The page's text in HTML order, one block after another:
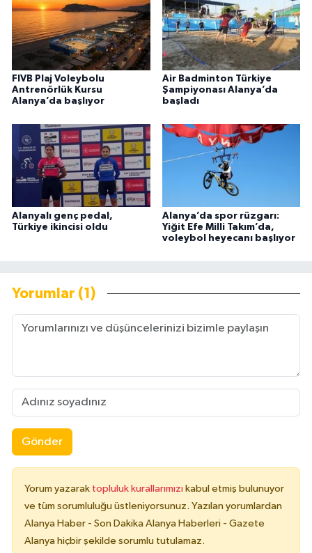
FIVB Plaj Voleybolu
Antrenörlük Kursu
Alanya’da başlıyor
Air Badminton Türkiye
Şampiyonası Alanya’da
başladı
Alanyalı genç pedal,
Türkiye ikincisi oldu
Alanya’da spor rüzgarı:
Yiğit Efe Milli Takım’da,
voleybol heyecanı başlıyor
Yorumlar (1)
Gönder
Yorum yazarak topluluk kurallarımızı kabul etmiş bulunuyor
ve tüm sorumluluğu üstleniyorsunuz. Yazılan yorumlardan
Alanya Haber - Son Dakika Alanya Haberleri - Gazete
Alanya hiçbir şekilde sorumlu tutulamaz.